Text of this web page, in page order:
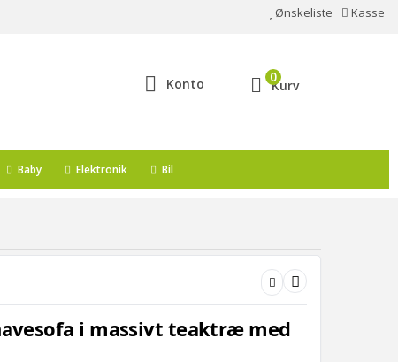
Ønskeliste Kasse
Konto Kurv
0
Baby Elektronik Bil
i massivt teaktræ med